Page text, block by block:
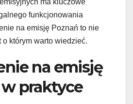
ma kluczowe
funkcjonowania
na emisję Poznań to nie
o którym warto wiedzieć.
na emisję
praktyce